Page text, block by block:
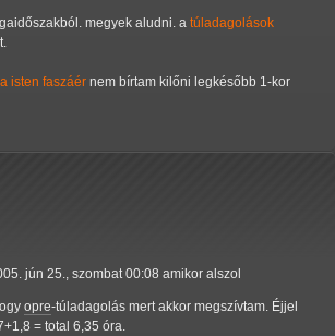
megyek aludni. a túladagolások
isten faszáér nem bírtam kilőni legkésőbb 1-kor
jún 25., szombat 00:08 amikor alszol
opre-túladagolás mert akkor megszívtam. Éjjel
= total 6,35 óra.